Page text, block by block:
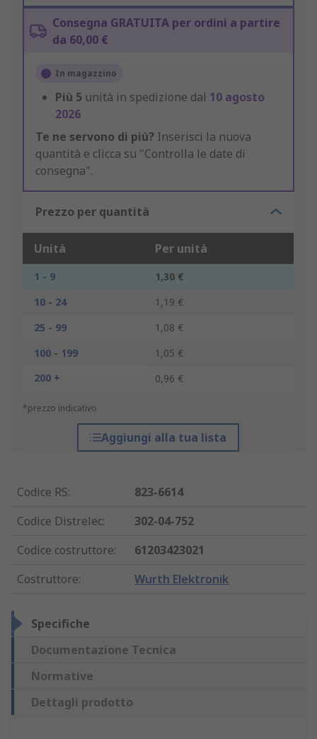
Consegna GRATUITA per ordini a partire
da 60,00 €
In magazzino
Più 5 unità in spedizione dal 10 agosto
2026
Te ne servono di più? Inserisci la nuova
quantità e clicca su "Controlla le date di
consegna".
Prezzo per quantità
Unità Per unità
1 - 9
1,30 €
10 - 24
1,19 €
25 - 99
1,08 €
100 - 199
1,05 €
200 +
0,96 €
*prezzo indicativo
Aggiungi alla tua lista
Codice RS:
823-6614
Codice Distrelec:
302-04-752
Codice costruttore:
61203423021
Costruttore: Wurth Elektronik
Specifiche
Documentazione Tecnica
Normative
Dettagli prodotto